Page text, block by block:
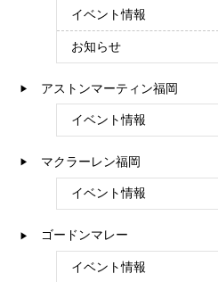
イベント情報
お知らせ
アストンマーティン福岡
イベント情報
マクラーレン福岡
イベント情報
ゴードンマレー
イベント情報